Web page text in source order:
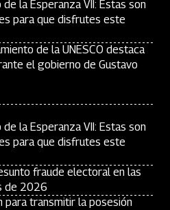
la Esperanza VII: Estas son
para que disfrutes este
de la UNESCO destaca
el gobierno de Gustavo
la Esperanza VII: Estas son
para que disfrutes este
fraude electoral en las
de 2026
para transmitir la posesión